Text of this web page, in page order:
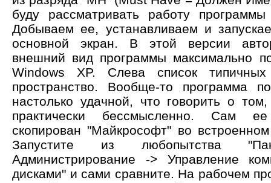
буду рассматривать работу
Добываем ее, устанавливаем и
основной экран. В этой версии
внешний вид программы максимально
Windows XP. Слева список
пространство. Вообще-то программа
настолько удачной, что говорить о
практически бессмысленно. Сам
скопирован "Майкрософт" во
Запустите из любопытства
Администрирование -> Управление
дисками" и сами сравните. На рабочем